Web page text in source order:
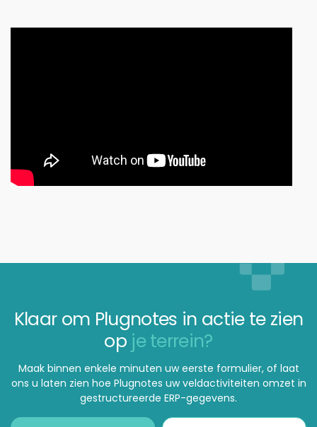
Klaar om Plugnotes in actie te zien
op je terrein?
Maak binnen enkele minuten uw eerste formulier, of laat
ons u laten zien hoe Plugnotes uw veldactiviteiten omzet in
gestructureerde ERP-gegevens.